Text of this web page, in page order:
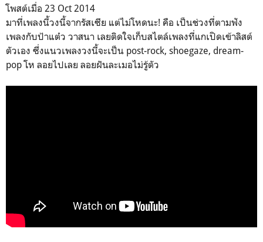
โพสต์เมื่อ 23 Oct 2014
มาที่เพลงนี้วงนี้จากรัสเซีย แต่ไม่โหดนะ! คือ เป็นช่วงที่ตามฟัง
เพลงกับป้าแต๋ว วาสนา เลยติดใจเก็บสไตล์เพลงที่แกเปิดเข้าลิสต์
ตัวเอง ซึ่งแนวเพลงวงนี้จะเป็น post-rock, shoegaze, dream-
pop โห ลอยไปเลย ลอยฝันละเมอไม่รู้ตัว